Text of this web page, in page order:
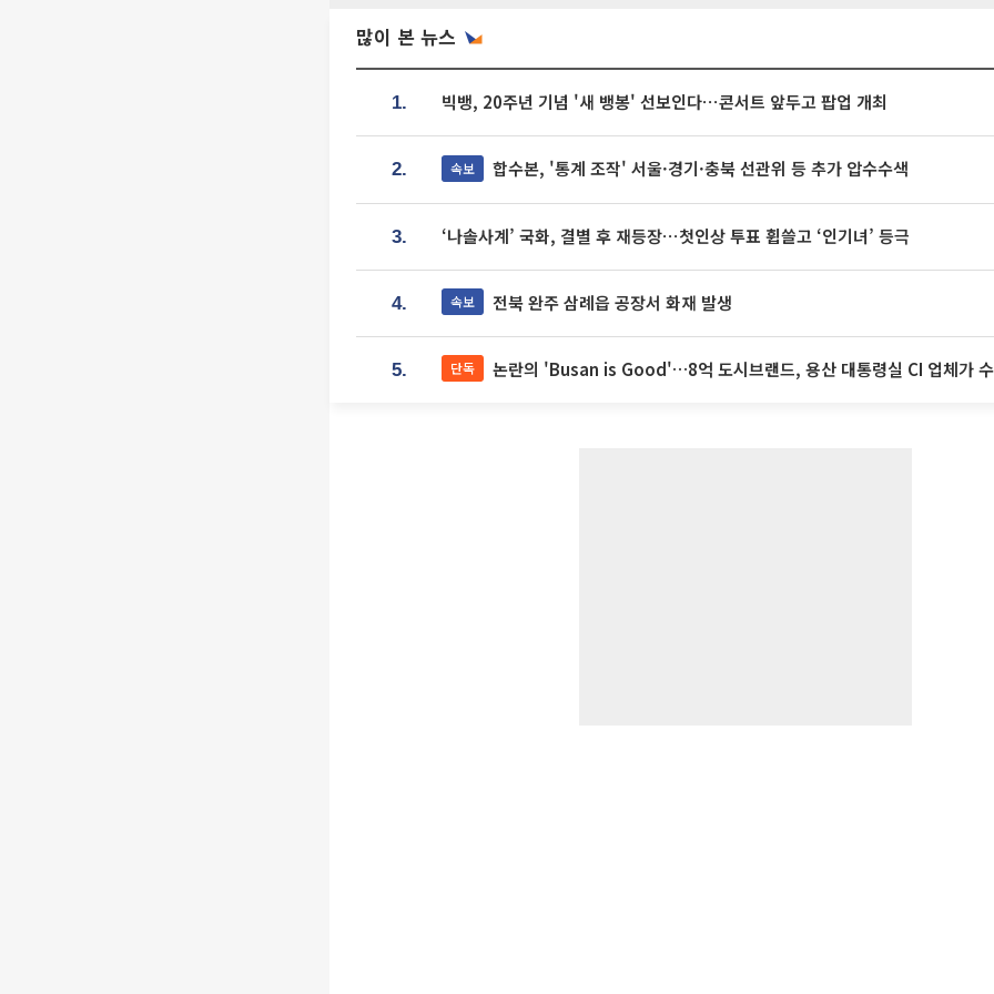
많이 본 뉴스
1. 빅뱅, 20주년 기념 '새 뱅봉' 선보인다⋯콘서트 앞두고 팝업 개최
2. 속보 합수본, '통계 조작' 서울·경기·충북 선관위 등 추가 압수수색
3. ‘나솔사계’ 국화, 결별 후 재등장⋯첫인상 투표 휩쓸고 ‘인기녀’ 등극
4. 속보 전북 완주 삼례읍 공장서 화재 발생
5. 단독 논란의 'Busan is Good'…8억 도시브랜드, 용산 대통령실 CI 업체가